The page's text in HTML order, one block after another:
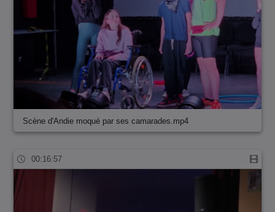
Scène d'Andie moqué par ses camarades.mp4
00:16:57